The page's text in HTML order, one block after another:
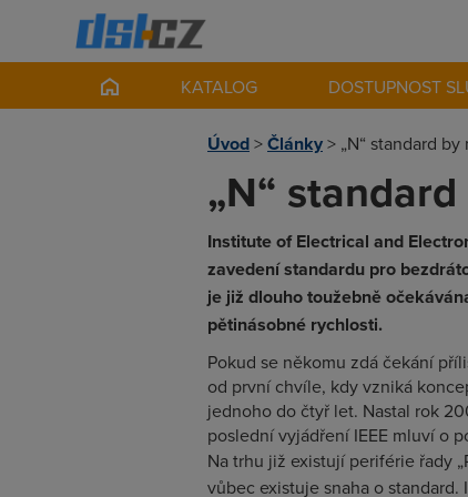
KATALOG DOSTUPNOST
Úvod>Články> „N“ standard
„N“
Institute of Electrical and
zavedení standardu pro
je již dlouho toužebně
pětinásobné rychlosti.
Pokud se někomu zdá čekání
od první chvíle, kdy vzniká
jednoho do čtyř let. Nastal rok
poslední vyjádření IEEE mluví o
Na trhu již existují periférie řady
vůbec existuje snaha o standard.